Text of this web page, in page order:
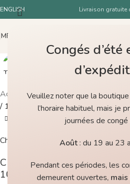
Congés
Veuillez noter que la
l’horaire habituel, mais je
journées de
Août: du 19 au 23
Pendant ces périodes, les
demeurent ouvertes,
ENGLISH Livraison gratuite
MENU
Accueil /Boutique/ChiaoGoo
/ 100 cm – 3.5 mm
ChiaoGoo
ChiaoGoo Aiguilles
100 cm – 3.5 mm